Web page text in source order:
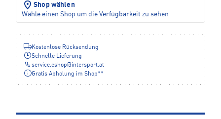
Shop wählen
Wähle einen Shop um die Verfügbarkeit zu sehen
Kostenlose Rücksendung
Schnelle Lieferung
service.eshop@intersport.at
Gratis Abholung im Shop**